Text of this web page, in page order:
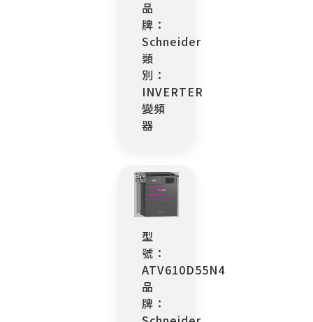
品
牌：
Schneider
類
別：
INVERTER
變頻
器
型
號：
ATV610D55N4
品
牌：